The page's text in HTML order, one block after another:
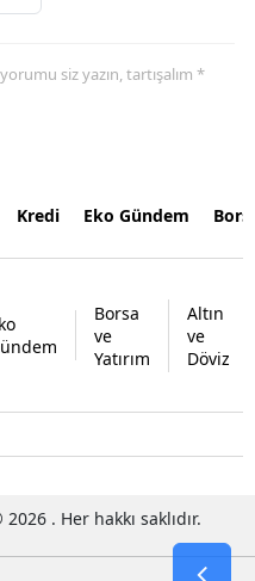
siz yazın, tartışalım *
Kredi Eko Gündem
Borsa
ve
Yatırım
Altın
ve
Döviz
. Her hakkı saklıdır.